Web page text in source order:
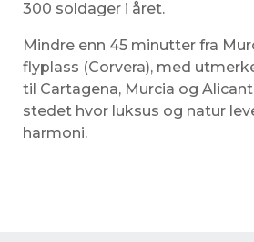
300 soldager i året.
Mindre enn 45 minutter fra
flyplass (Corvera), med
til Cartagena, Murcia og
stedet hvor luksus og natur
harmoni.